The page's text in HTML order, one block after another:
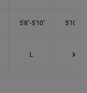
5'8"-5'10" 5'10"- 6'
L XL